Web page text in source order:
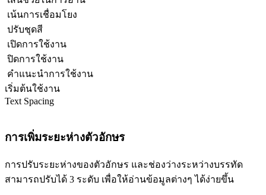
เน้นการเชื่อมโยง
ปรับชุดสี
เปิดการใช้งาน
ปิดการใช้งาน
คำแนะนำการใช้งาน
เริ่มต้นใช้งาน
Text Spacing
การเพิ่มระยะห่างตัวอักษร
การปรับระยะห่างของตัวอักษร และช่องว่างระหว่างบรรทัด
สามารถปรับได้ 3 ระดับ เพื่อให้อ่านข้อมูลต่างๆ ได้ง่ายขึ้น